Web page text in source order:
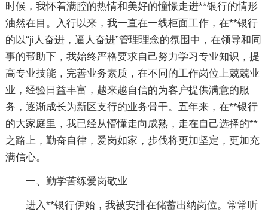
时候，我怀着满腔的热情和美好的憧憬走进**银行的情形
油然在目。入行以来，我一直在一线柜面工作，在**银行
的以“ji人奋进，逼人奋进”管理理念的氛围中，在领导和同
事的帮助下，我始终严格要求自己努力学习专业知识，提
高专业技能，完善业务素质，在不同的工作岗位上兢兢业
业，经验日益丰富，越来越自信的为客户提供满意的服
务，逐渐成长为新区支行的业务骨干。五年来，在**银行
的大家庭里，我已经从懵懂走向成熟，走在自己选择的**
之路上，勤奋自律，爱岗如家，步伐将更加坚定，更加充
满信心。
一、勤学苦练爱岗敬业
进入**银行伊始，我被安排在储蓄出纳岗位。常常听